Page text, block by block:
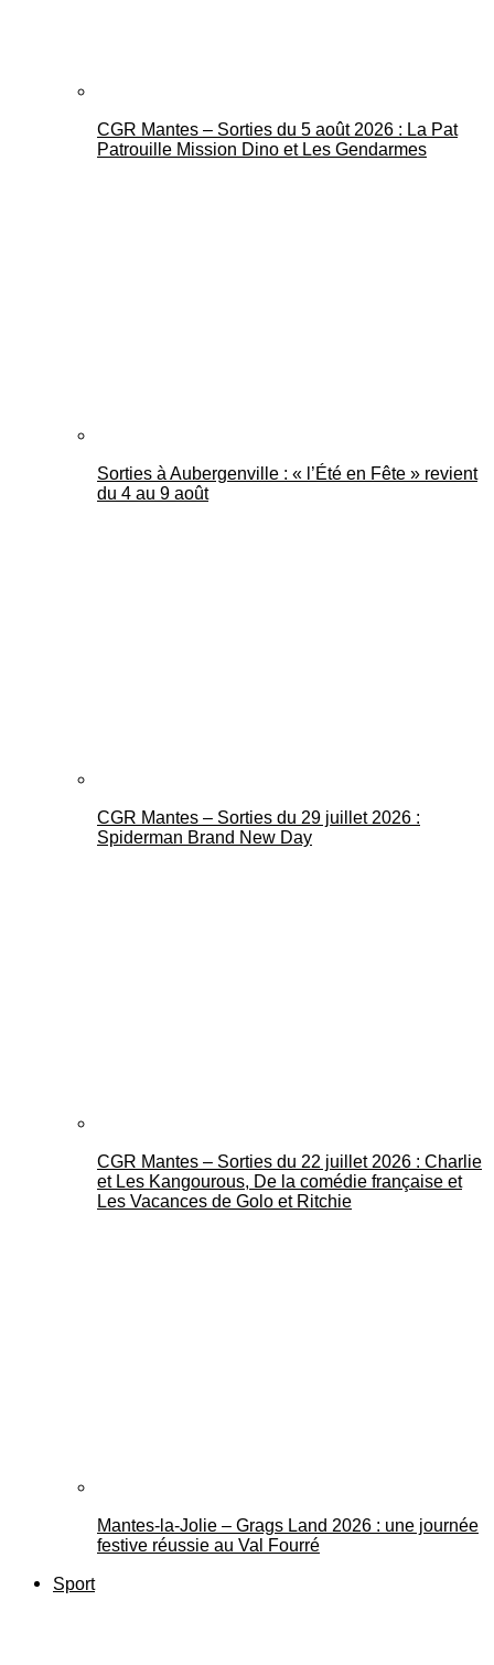
CGR Mantes – Sorties du 5 août 2026 : La Pat
Patrouille Mission Dino et Les Gendarmes
Sorties à Aubergenville : « l’Été en Fête » revient
du 4 au 9 août
CGR Mantes – Sorties du 29 juillet 2026 :
Spiderman Brand New Day
CGR Mantes – Sorties du 22 juillet 2026 : Charlie
et Les Kangourous, De la comédie française et
Les Vacances de Golo et Ritchie
Mantes-la-Jolie – Grags Land 2026 : une journée
festive réussie au Val Fourré
Sport